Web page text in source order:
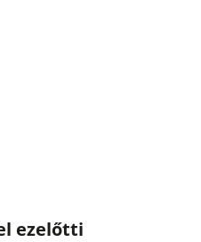
ezelőtti